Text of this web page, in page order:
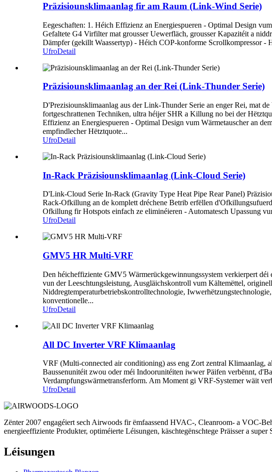
Präzisiounsklimaanlag fir am Raum (Link-Wind Serie)
Eegeschaften: 1. Héich Effizienz an Energiespueren - Optimal Design
Gefaltete G4 Virfilter mat grousser Uewerfläch, grousser Kapazitéit a
Dämpfer (gekillt Waassertyp) - Héich COP-konforme Scrollkompressor -
UfroDetail
Präzisiounsklimaanlag an der Rei (Link-Thunder Serie)
D'Prezisiounsklimaanlag aus der Link-Thunder Serie an enger Rei, mat
fortgeschrattenen Techniken, ultra héijer SHR a Killung no bei der
Effizienz an Energiespueren - Optimal Design vum Wärmetauscher an
empfindlecher Hëtztquote...
UfroDetail
In-Rack Präzisiounsklimaanlag (Link-Cloud Serie)
D'Link-Cloud Serie In-Rack (Gravity Type Heat Pipe Rear Panel)
Rack-Ofkillung an de komplett dréchene Betrib erfëllen
Ofkillung fir Hotspots einfach ze eliminéieren - Automatesch Upassung
UfroDetail
GMV5 HR Multi-VRF
Den héicheffiziente GMV5 Wärmerückgewinnungssystem verkierpert
vun der Leeschtungsleistung, Ausgläichskontroll vum Kältemëttel,
Niddregtemperaturbetriebskontrolltechnologie,
konventionelle...
UfroDetail
All DC Inverter VRF Klimaanlag
VRF (Multi-connected air conditioning) ass eng Zort zentral Klimaanlag,
Baussenunitéit zwou oder méi Indoorunitéiten iwwer Päifen verbënnt,
Verdampfungswärmetransferform. Am Moment gi VRF-Systemer wäit
UfroDetail
Zënter 2007 engagéiert sech Airwoods fir ëmfaassend HVAC-, Cleanroom- a VOC-
energieeffiziente Produkter, optiméierte Léisungen, käschtegënschtege Präisser a super
Léisungen